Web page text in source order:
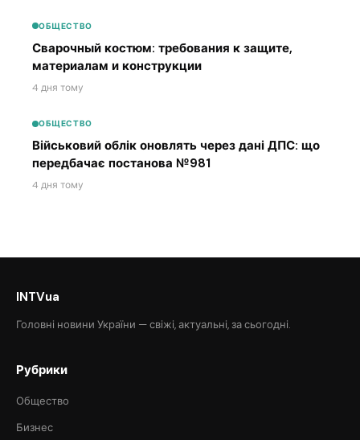
ОБЩЕСТВО
Сварочный костюм: требования к защите,
материалам и конструкции
4 дня тому
ОБЩЕСТВО
Військовий облік оновлять через дані ДПС: що
передбачає постанова №981
4 дня тому
INTVua
Головні новини України — свіжі, актуальні, за сьогодні.
Рубрики
Общество
Бизнес